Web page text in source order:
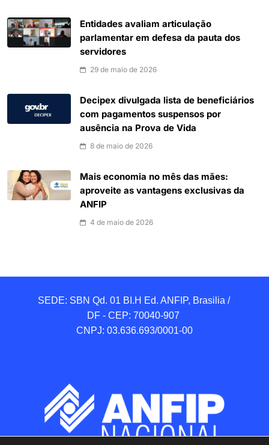
Entidades avaliam articulação
parlamentar em defesa da pauta dos
servidores
29 de maio de 2026
Decipex divulgada lista de beneficiários
com pagamentos suspensos por
ausência na Prova de Vida
8 de maio de 2026
Mais economia no mês das mães:
aproveite as vantagens exclusivas da
ANFIP
4 de maio de 2026
SEDE: SBN Qd. 01 BI.H Ed. ANFIP, Brasilia /
DF - CEP: 70040-907
CNPJ: 03.636.693/0001-00